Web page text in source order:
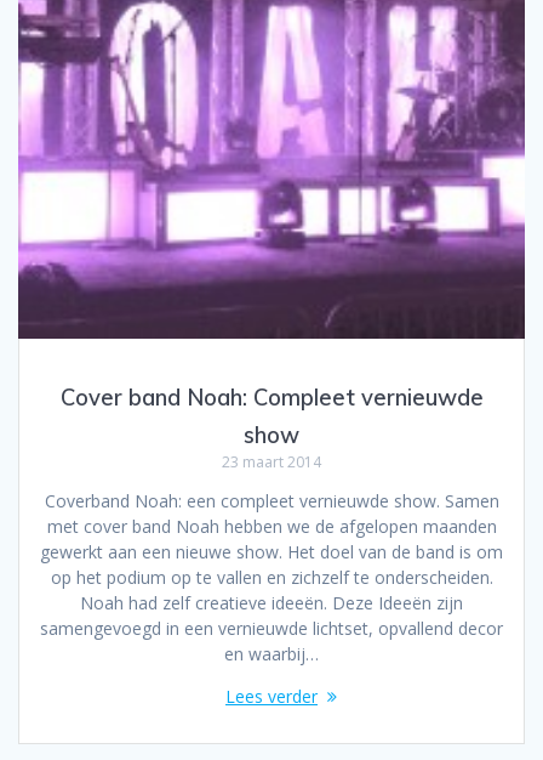
Cover band Noah: Compleet vernieuwde
show
23 maart 2014
Coverband Noah: een compleet vernieuwde show. Samen
met cover band Noah hebben we de afgelopen maanden
gewerkt aan een nieuwe show. Het doel van de band is om
op het podium op te vallen en zichzelf te onderscheiden.
Noah had zelf creatieve ideeën. Deze Ideeën zijn
samengevoegd in een vernieuwde lichtset, opvallend decor
en waarbij…
Lees verder